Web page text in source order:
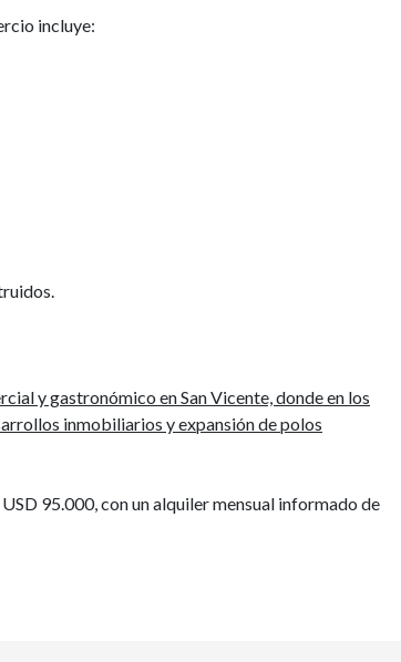
incluye:
y gastronómico en San Vicente, donde en los
inmobiliarios y expansión de polos
95.000, con un alquiler mensual informado de